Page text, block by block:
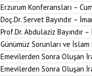
Erzurum Konferansları –
Doç.Dr. Servet Bayındır –
Prof.Dr. Abdulaziz Bayındır
Günümüz Sorunları ve İslam
Emevilerden Sonra Oluşan
Emevilerden Sonra Oluşan